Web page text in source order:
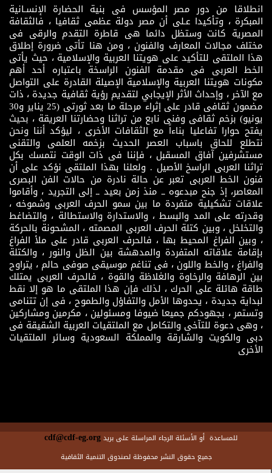
انطلاقا من دور مصر المؤسس فى بنية الحضارة الإنسـانية
المبكرة ، وتأكيدا عـلى أن مصر دولة عظمى ثقافيا ، فالثقافة
المصرية كانت وستظل دائما هى قاطرة التقدم والرقى فى
مختلف مجالات المعارف والفنون ، ومن هنا تأتى ضرورة إطلاق
هذا الملتقى للتأكيد على هويتنا العربية والإسلامية ، حيث يأتى
الخط العربى فى مقدمة الفنون الراسخة باعتباره أحد أهم
مكونات هويتنا العربية والإسلامية الإصيلة القادرة على التواصل
مع الآخر ، وإحداث الأثر الإيجابي لتقديم رؤية ثقافية جديدة ، ذات
مضمون ثقافى قادر على إثراء مرحلة ما بعد ثورتى (25 يناير و30
يونيو) بزخم ثقافى وفنى نابع من تراثنا وحضارتنا العريقة ، بحيث
يفتح حوارا تفاعليا بناءاً مع الثقافات الأخرى ، ليؤكد أننا ونحن
نتطلع للحاق باسباب العصر الحديث بزخمه العلمى والتقنى
مستشرفين آفاق المسقبل ، فإننا فى ذات الوقت نتمسك بكل
تراثنا العربى الراسخ الأصيل . ولعلنا بهذا الملتقى نؤكد على أن
فنون الخط العربى تعبر عن حالة نادرة من حالات الفن البصرى
المعاصر، إذ جنح مبدعوه ــ منذ زمن بعيد ــ إلى التجريد ، وأقاموا
علاقات تشكيلية متفردة ما بين سمو الحرف العربى وشموخه ،
وقدرته على المد والبسط ، والاستدارة والاستطالة ، والتضاغط
والتخلخل ، وبين كتلة الحرف العربى المصمته ، المشحونة بالحركة
، وبين الفراغ المحيط بها ، فالحرف العربى قادر على ملأ الفراغ
بإقامة علاقاته المتفردة والمدهشة بين الظل والنور ، والكتلة
والفراغ ، والخط واللون ، فى تناغم موسيقى صوفى حالم ، يتراوح
بين الرهافة والرخاوة والغلاظة والقوة ، فالحرف العربى يمتلك
طاقة هائلة على الحرك ، لذلك فإن هذا الملتقى ما هو إلا نقط
لبداية جديدة ، يحدوها الأمل والتفاؤل والطموح ، فى إن تتنامى
وتستمر ، بجهودكم جميعا ضيوفا ومسئولين ، مكرمين ومشاركين
، وهى دعوة للتآخى والتكامل مع الملتقيات العربية الشقيقة فى
دبى والكويت والشارقة والمملكة السعودية وسائر الملتقيات
الأخرى
للمساعدة أو الأسئلة الرجاء المراسلة على بريدcdf@cdf-eg.org
جميع حقوق النشر محفوظة لصندوق التنمية الثقافية